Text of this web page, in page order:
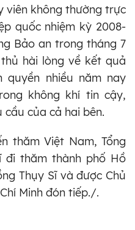
viên không thường trực
quốc nhiệm kỳ 2008-
Bảo an trong tháng 7
hài lòng về kết quả
quyền nhiều năm nay
không khí tin cậy,
của cả hai bên.
thăm Việt Nam, Tổng
đi thăm thành phố Hồ
Thụy Sĩ và được Chủ
Minh đón tiếp./.